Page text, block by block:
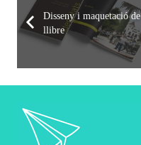
Disseny i maquetació de
llibre